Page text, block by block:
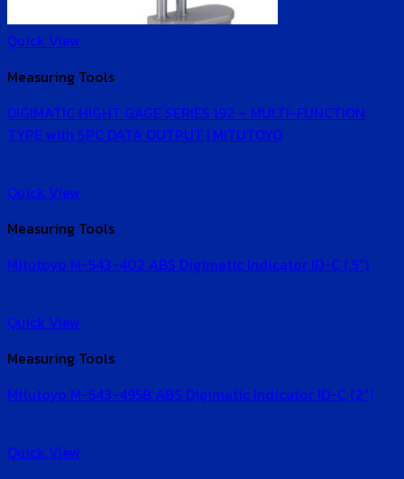
Quick View
Measuring Tools
DIGIMATIC HIGHT GAGE SERIES 192 – MULTI-FUNCTION
TYPE with SPC DATA OUTPUT | MITUTOYO
Quick View
Measuring Tools
Mitutoyo M-543-402 ABS Digimatic Indicator ID-C (.5″)
Quick View
Measuring Tools
Mitutoyo M-543-495B ABS Digimatic Indicator ID-C (2″)
Quick View